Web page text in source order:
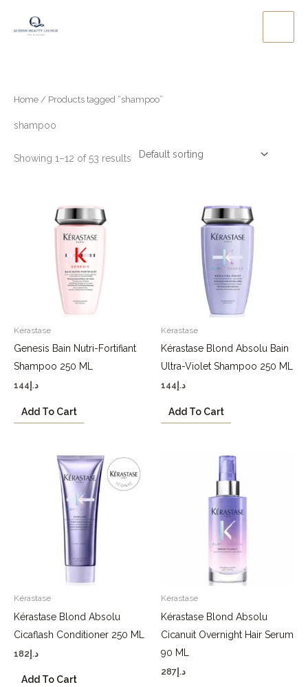
Home / Products tagged “shampoo”
shampoo
Showing 1–12 of 53 results
Kérastase
Genesis Bain Nutri-Fortifiant
Shampoo 250 ML
د.إ 144
Add To Cart
Kérastase
Kérastase Blond Absolu Bain
Ultra-Violet Shampoo 250 ML
د.إ 144
Add To Cart
Kérastase
Kérastase Blond Absolu
Cicaflash Conditioner 250 ML
د.إ 182
Add To Cart
Kérastase
Kérastase Blond Absolu
Cicanuit Overnight Hair Serum
90 ML
د.إ 287